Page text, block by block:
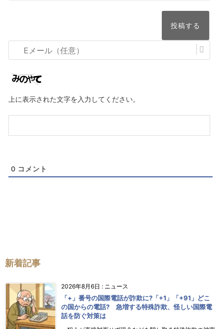
メ
ー
ル
意）
上に表示された文字を入力してください。
0 コメント
新着記事
2026年8月6日 : ニュース
「+」番号の国際電話が詐欺に?「+1」「+91」どこ
の国からの電話? 急増する特殊詐欺、怪しい国際電
話を防ぐ対策は